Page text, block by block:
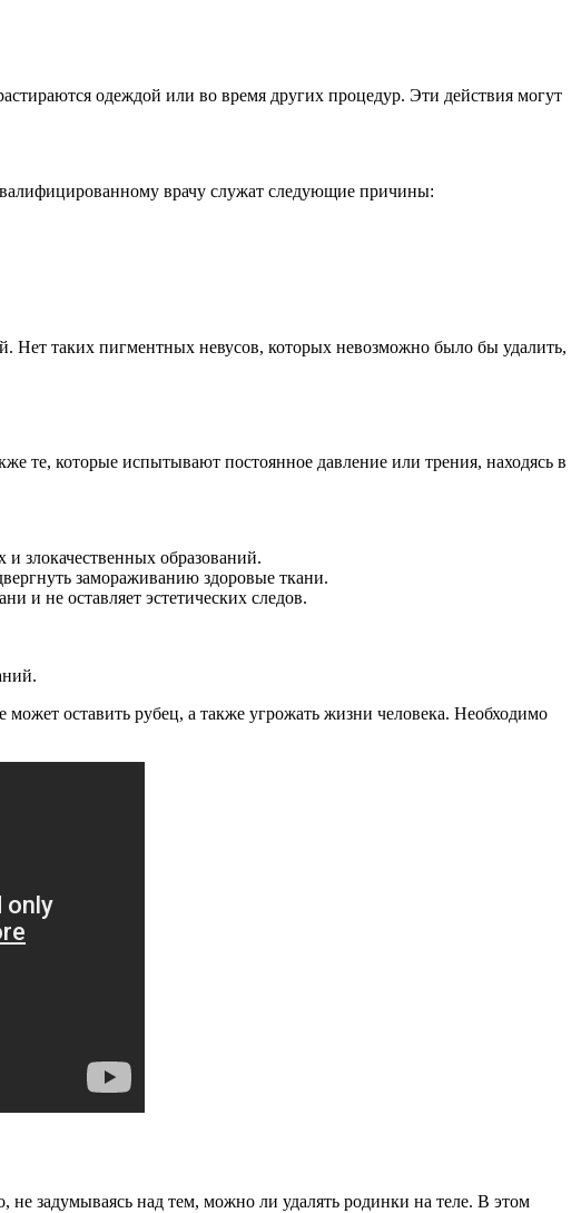
одеждой или во время других процедур. Эти действия могут
врачу служат следующие причины:
Нет таких пигментных невусов, которых невозможно было бы удалить,
те, которые испытывают постоянное давление или трения, находясь в
злокачественных образований.
замораживанию здоровые ткани.
и не оставляет эстетических следов.
оставить рубец, а также угрожать жизни человека. Необходимо
не задумываясь над тем, можно ли удалять родинки на теле. В этом